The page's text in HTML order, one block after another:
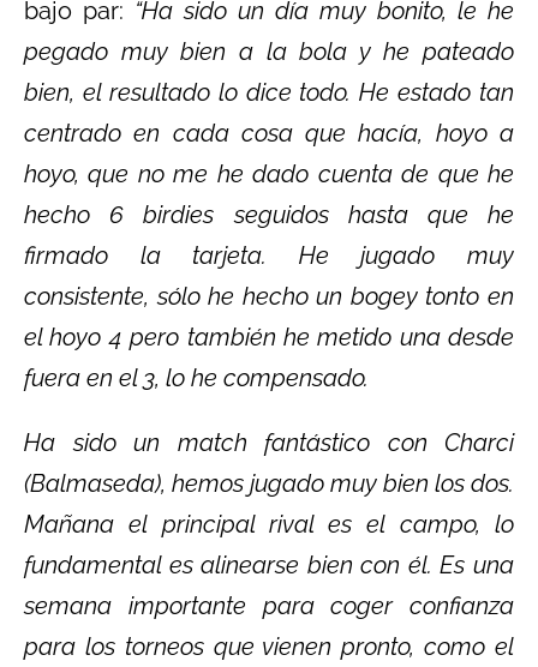
bajo par: “Ha sido un día muy bonito, le he
pegado muy bien a la bola y he pateado
bien, el resultado lo dice todo. He estado tan
centrado en cada cosa que hacía, hoyo a
hoyo, que no me he dado cuenta de que he
hecho 6 birdies seguidos hasta que he
firmado la tarjeta. He jugado muy
consistente, sólo he hecho un bogey tonto en
el hoyo 4 pero también he metido una desde
fuera en el 3, lo he compensado.
Ha sido un match fantástico con Charci
(Balmaseda), hemos jugado muy bien los dos.
Mañana el principal rival es el campo, lo
fundamental es alinearse bien con él. Es una
semana importante para coger confianza
para los torneos que vienen pronto, como el